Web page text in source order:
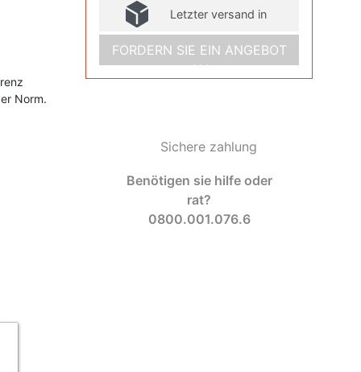
Norm.
Letzter versand in
FORDERN SIE EIN ANGEBOT
AN
Sichere zahlung
Benötigen sie hilfe oder
rat?
0800.001.076.6